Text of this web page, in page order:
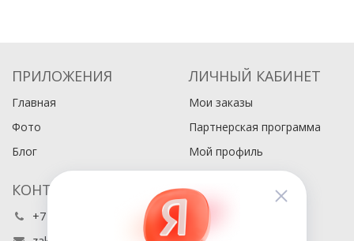
ПРИЛОЖЕНИЯ
Главная
Фото
Блог
ЛИЧНЫЙ КАБИНЕТ
Мои заказы
Партнерская программа
Мой профиль
КОНТАКТЫ
+7 (495) 486-80-76